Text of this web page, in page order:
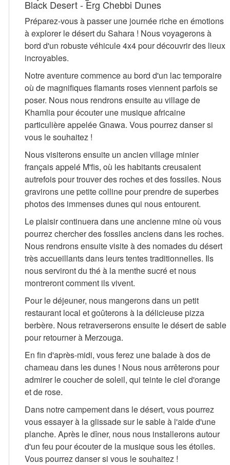
Black Desert - Erg Chebbi Dunes
Préparez-vous à passer une journée riche en émotions
à explorer le désert du Sahara ! Nous voyagerons à
bord d'un robuste véhicule 4x4 pour découvrir des lieux
incroyables.
Notre aventure commence au bord d'un lac temporaire
où de magnifiques flamants roses viennent parfois se
poser. Nous nous rendrons ensuite au village de
Khamlia pour écouter une musique africaine
particulière appelée Gnawa. Vous pourrez danser si
vous le souhaitez !
Nous visiterons ensuite un ancien village minier
français appelé M'fis, où les habitants creusaient
autrefois pour trouver des roches et des fossiles. Nous
gravirons une petite colline pour prendre de superbes
photos des immenses dunes qui nous entourent.
Le plaisir continuera dans une ancienne mine où vous
pourrez chercher des fossiles anciens dans les roches.
Nous rendrons ensuite visite à des nomades du désert
très accueillants dans leurs tentes traditionnelles. Ils
nous serviront du thé à la menthe sucré et nous
montreront comment ils vivent.
Pour le déjeuner, nous mangerons dans un petit
restaurant local et goûterons à la délicieuse pizza
berbère. Nous retraverserons ensuite le désert de sable
pour retourner à Merzouga.
En fin d'après-midi, vous ferez une balade à dos de
chameau dans les dunes ! Nous nous arrêterons pour
admirer le coucher de soleil, qui teinte le ciel d'orange
et de rose.
Dans notre campement dans le désert, vous pourrez
vous essayer à la glissade sur le sable à l'aide d'une
planche. Après le dîner, nous nous installerons autour
d'un feu pour écouter de la musique sous les étoiles.
Vous pourrez danser si vous le souhaitez !